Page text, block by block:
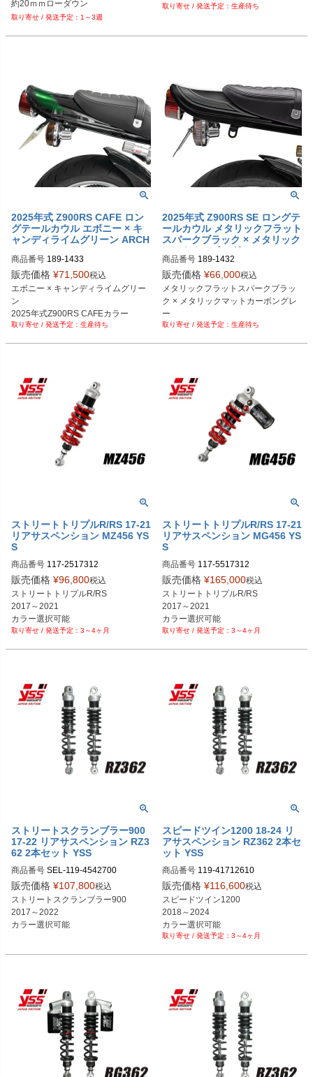
1～3週
生産待ち
2025年式 Z900RS CAFE ロン
グテールカウル エボニー × キ
ャンディライムグリーン ARCH
商品番号 189-1433
販売価格 ¥71,500税込
エボニー × キャンディライムグリー
ン
2025年式Z900RS CAFEカラー
生産待ち
2025年式 Z900RS SE ロングテ
ールカウル メタリックフラット
スパークブラック × メタリック
マットカーボングレー ARCHI
商品番号 189-1432
販売価格 ¥66,000税込
メタリックフラットスパークブラッ
ク × メタリックマットカーボングレ
ー
2025年式Z900RS SEカラー
生産待ち
ストリートトリプルR/RS 17-21
リアサスペンション MZ456 YS
S
商品番号 117-2517312
スプリングペイントサービス
120-P001　ブルー
120-P002　パープル
120-P003　グリーン
120-P005　イエロー
120-P008　ブラック（艶あり）
120-P009　メタリックシルバー
120-P010　ホワイト（艶あり）
120-P018　ブラック（艶なし）
販売価格 ¥96,800税込
ストリートトリプルR/RS
2017～2021
カラー選択可能
3～4ヶ月
ストリートトリプルR/RS 17-21
リアサスペンション MG456 YS
S
商品番号 117-5517312
スプリングペイントサービス
120-P001　ブルー
120-P002　パープル
120-P003　グリーン
120-P005　イエロー
120-P008　ブラック（艶あり）
120-P009　メタリックシルバー
120-P010　ホワイト（艶あり）
120-P018　ブラック（艶なし）
販売価格 ¥165,000税込
ストリートトリプルR/RS
2017～2021
カラー選択可能
3～4ヶ月
ストリートスクランブラー900
17-22 リアサスペンション RZ3
62 2本セット YSS
商品番号 SEL-119-4542700
119-4542700　シルバー×ブラック
119-4542701　シルバー×レッド
119-4542704　シルバー×クローム
メッキ
119-4542714　ブラック×クローム
スプリングぺイントサービス
120-P001　ブルー
120-P002　パープル
120-P003　グリーン
120-P004　ライトグリーン
120-P006　オレンジ
120-P007　ライトブルー
販売価格 ¥107,800税込
ストリートスクランブラー900
2017～2022
カラー選択可能
スピードツイン1200 18-24 リ
アサスペンション RZ362 2本セ
ット YSS
商品番号 119-41712610
スプリングぺイントサービス
120-P001　ブルー
120-P002　パープル
120-P003　グリーン
120-P006　オレンジ
販売価格 ¥116,600税込
スピードツイン1200
2018～2024
カラー選択可能
3～4ヶ月